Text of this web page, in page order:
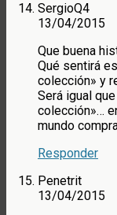
SergioQ4
13/04/2015
Que buena
Qué sentirá
colección» y
Será igual
colección»…
mundo
Responder
Penetrit
13/04/2015